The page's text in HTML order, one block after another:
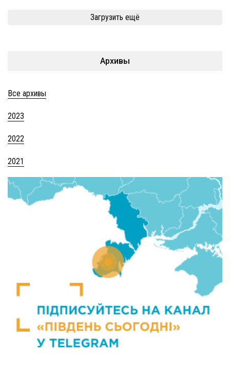
Загрузить ещё
Архивы
Все архивы
2023
2022
2021